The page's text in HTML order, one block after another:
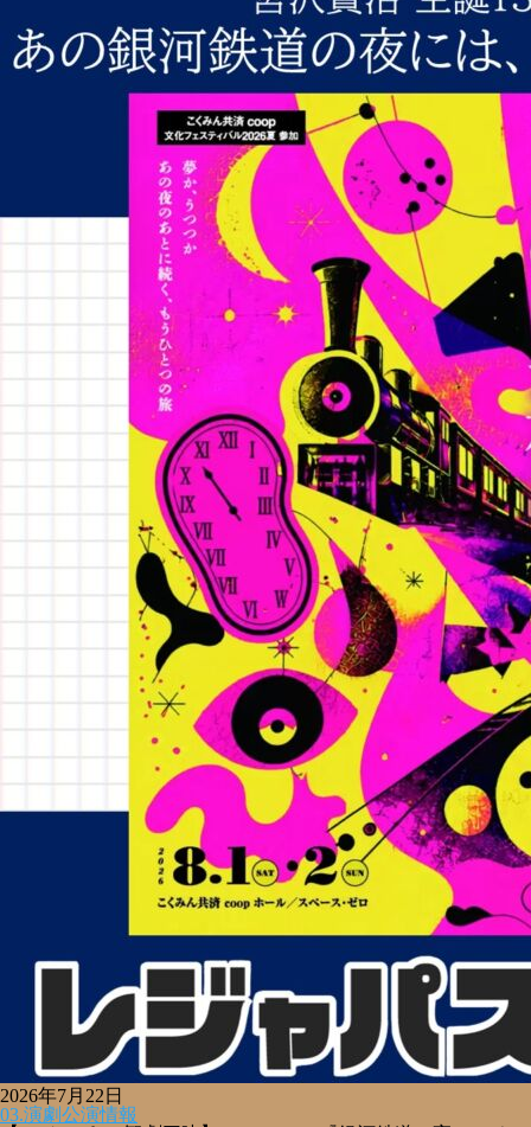
2026年7月22日
03.演劇公演情報